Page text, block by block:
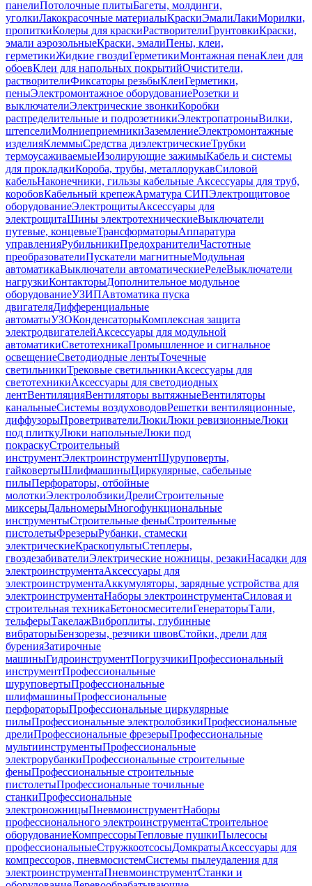
панелиПотолочные плитыБагеты, молдинги,
уголкиЛакокрасочные материалыКраскиЭмалиЛакиМорилки,
пропиткиКолеры для краскиРастворителиГрунтовкиКраски,
эмали аэрозольныеКраски, эмалиПены, клеи,
герметикиЖидкие гвоздиГерметикиМонтажная пенаКлеи для
обоевКлеи для напольных покрытийОчистители,
растворителиФиксаторы резьбыКлеиГерметики,
пеныЭлектромонтажное оборудованиеРозетки и
выключателиЭлектрические звонкиКоробки
распределительные и подрозетникиЭлектропатроныВилки,
штепселиМолниеприемникиЗаземлениеЭлектромонтажные
изделияКлеммыСредства диэлектрическиеТрубки
термоусаживаемыеИзолирующие зажимыКабель и системы
для прокладкиКороба, трубы, металлорукавСиловой
кабельНаконечники, гильзы кабельные Аксессуары для труб,
коробовКабельный крепежАрматура СИПЭлектрощитовое
оборудованиеЭлектрощитыАксессуары для
электрощитаШины электротехническиеВыключатели
путевые, концевыеТрансформаторыАппаратура
управленияРубильникиПредохранителиЧастотные
преобразователиПускатели магнитныеМодульная
автоматикаВыключатели автоматическиеРелеВыключатели
нагрузкиКонтакторыДополнительное модульное
оборудованиеУЗИПАвтоматика пуска
двигателяДифференциальные
автоматыУЗОКонденсаторыКомплексная защита
электродвигателейАксессуары для модульной
автоматикиСветотехникаПромышленное и сигнальное
освещениеСветодиодные лентыТочечные
светильникиТрековые светильникиАксессуары для
светотехникиАксессуары для светодиодных
лентВентиляцияВентиляторы вытяжныеВентиляторы
канальныеСистемы воздуховодовРешетки вентиляционные,
диффузорыПроветривателиЛюкиЛюки ревизионныеЛюки
под плиткуЛюки напольныеЛюки под
покраскуСтроительный
инструментЭлектроинструментШуруповерты,
гайковертыШлифмашиныЦиркулярные, сабельные
пилыПерфораторы, отбойные
молоткиЭлектролобзикиДрелиСтроительные
миксерыДальномерыМногофункциональные
инструментыСтроительные феныСтроительные
пистолетыФрезерыРубанки, стамески
электрическиеКраскопультыСтеплеры,
гвоздезабивателиЭлектрические ножницы, резакиНасадки для
электроинструментаАксессуары для
электроинструментаАккумуляторы, зарядные устройства для
электроинструментаНаборы электроинструментаСиловая и
строительная техникаБетоносмесителиГенераторыТали,
тельферыТакелажВиброплиты, глубинные
вибраторыБензорезы, резчики швовСтойки, дрели для
буренияЗатирочные
машиныГидроинструментПогрузчикиПрофессиональный
инструментПрофессиональные
шуруповертыПрофессиональные
шлифмашиныПрофессиональные
перфораторыПрофессиональные циркулярные
пилыПрофессиональные электролобзикиПрофессиональные
дрелиПрофессиональные фрезерыПрофессиональные
мультиинструментыПрофессиональные
электрорубанкиПрофессиональные строительные
феныПрофессиональные строительные
пистолетыПрофессиональные точильные
станкиПрофессиональные
электроножницыПневмоинструментНаборы
профессионального электроинструментаСтроительное
оборудованиеКомпрессорыТепловые пушкиПылесосы
профессиональныеСтружкоотсосыДомкратыАксессуары для
компрессоров, пневмосистемСистемы пылеудаления для
электроинструментаПневмоинструментСтанки и